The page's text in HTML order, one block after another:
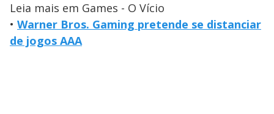
Leia mais em Games - O Vício
• Warner Bros. Gaming pretende se distanciar
de jogos AAA